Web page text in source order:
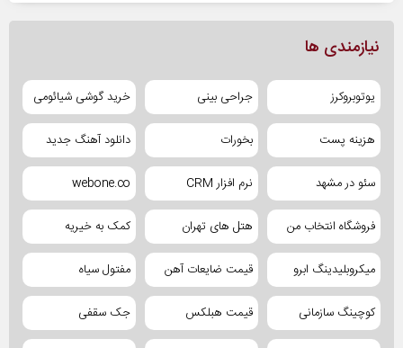
نیازمندی ها
یوتوبروکرز جراحی بینی خرید گوشی شیائومی
هزینه پست بخورات دانلود آهنگ جدید
سئو در مشهد نرم افزار CRM webone.co
فروشگاه انتخاب من هتل های تهران کمک به خیریه
میکروبلیدینگ ابرو قیمت ضایعات آهن مفتول سیاه
کوچینگ سازمانی قیمت هبلکس جک سقفی